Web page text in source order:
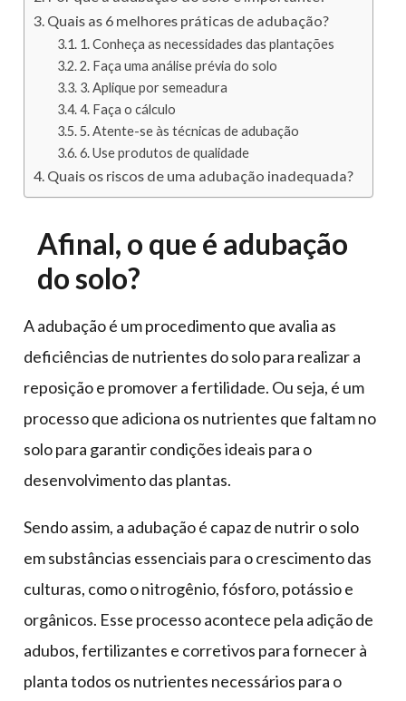
Quais as 6 melhores práticas de adubação?
1. Conheça as necessidades das plantações
2. Faça uma análise prévia do solo
3. Aplique por semeadura
4. Faça o cálculo
5. Atente-se às técnicas de adubação
6. Use produtos de qualidade
Quais os riscos de uma adubação inadequada?
Afinal, o que é adubação
do solo?
A adubação é um procedimento que avalia as
deficiências de nutrientes do solo para realizar a
reposição e promover a fertilidade. Ou seja, é um
processo que adiciona os nutrientes que faltam no
solo para garantir condições ideais para o
desenvolvimento das plantas.
Sendo assim, a adubação é capaz de nutrir o solo
em substâncias essenciais para o crescimento das
culturas, como o nitrogênio, fósforo, potássio e
orgânicos. Esse processo acontece pela adição de
adubos, fertilizantes e corretivos para fornecer à
planta todos os nutrientes necessários para o